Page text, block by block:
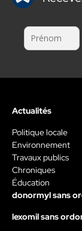
Actualités
Politique locale
Environnement
Travaux publics
Chroniques
Éducation
donormyl sans
lexomil sans